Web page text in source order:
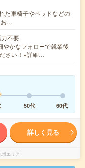
た車椅子やベッドなどの
お…
力不要
やかなフォローで就業後
さい！※詳細…
50代 60代
詳しく見る
州エリア